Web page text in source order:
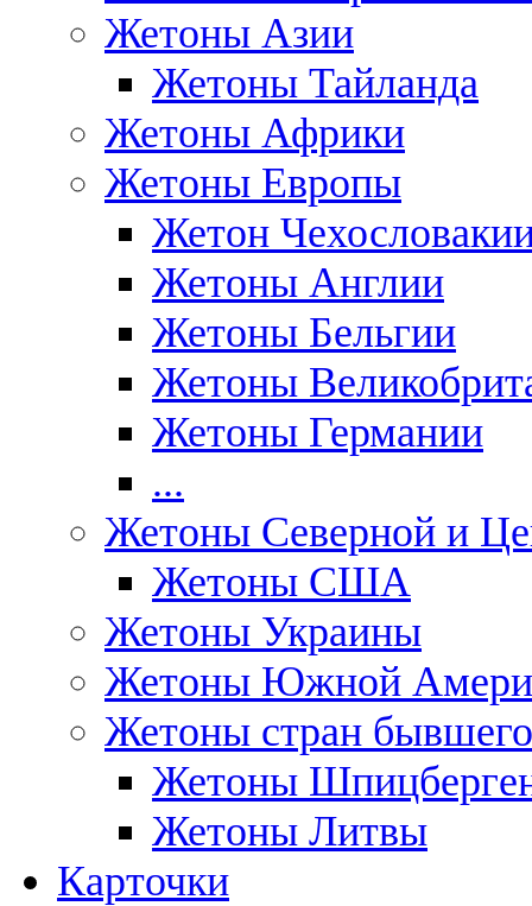
Жетоны Азии
Жетоны Тайланда
Жетоны Африки
Жетоны Европы
Жетон
Жетоны Англии
Жетоны Бельгии
Жетоны
Жетоны Германии
...
Жетоны Северной и
Жетоны США
Жетоны Украины
Жетоны Южной
Жетоны стран
Жетоны
Жетоны Литвы
Карточки